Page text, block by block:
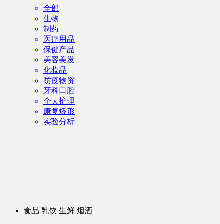
全部
生物
制药
医疗用品
保健产品
美容美发
化妆品
防疫物资
牙科口腔
个人护理
康复矫形
实验分析
食品 乳饮 生鲜 烟酒